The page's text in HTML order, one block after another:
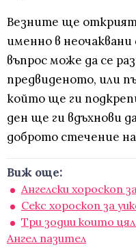
Везните ще
именно в
въпрос може да се
предвиденото, или
който ще ги
ден ще ги вдъхнови
доброто стечение
Виж още:
Ангелски хороскоп
Секс хороскоп за
Три зодии които
Ангел пазител